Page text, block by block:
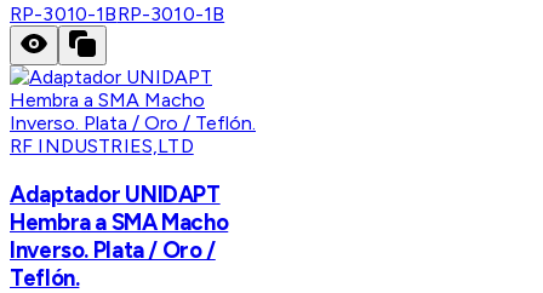
RP-3010-1BRP-3010-1B
RF INDUSTRIES,LTD
Adaptador UNIDAPT
Hembra a SMA Macho
Inverso. Plata / Oro /
Teflón.